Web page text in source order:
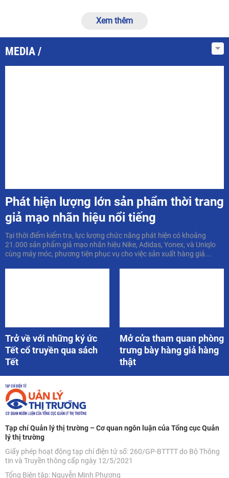
Xem thêm
MEDIA
Phát hiện lượng lớn sản phẩm thời trang
giả mạo nhãn hiệu nổi tiếng
Tại thời điểm kiểm tra, lực lượng chức năng phát hiện có khoảng
21.000 sản phẩm giả mạo nhãn hiệu Nike, Adidas, Yonex, và Uniqlo
cùng máy móc, phương tiện phục vụ cho việc sản xuất hàng giả...
Trở về với những ký ức
Tết cổ truyền qua sách
Tết
Mở cửa tham quan phòng
trưng bày hàng giả hàng
thật
Tạp chí Quản lý thị trường – Cơ quan ngôn luận của Tổng cục Quản
lý thị trường
Giấy phép hoạt động tạp chí điện tử số: 260/GP-BTTTT do Bộ Thông
tin và Truyền thông cấp ngày 12/5/2021
Tổng Biên tập: Nguyễn Minh Phương